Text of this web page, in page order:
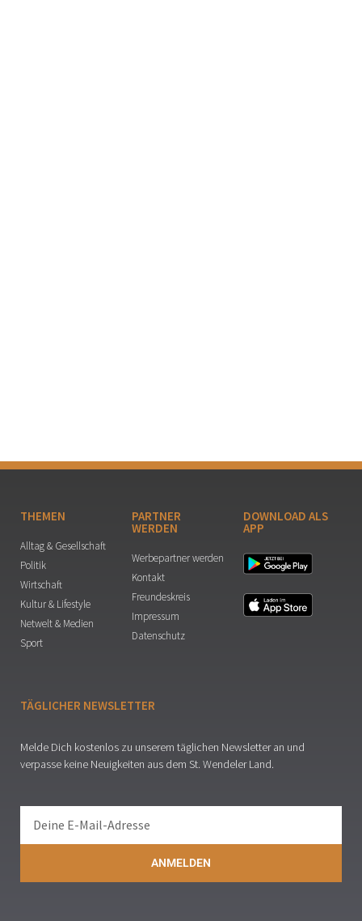
THEMEN
Alltag & Gesellschaft
Politik
Wirtschaft
Kultur & Lifestyle
Netwelt & Medien
Sport
PARTNER
WERDEN
Werbepartner werden
Kontakt
Freundeskreis
Impressum
Datenschutz
DOWNLOAD ALS
APP
TÄGLICHER NEWSLETTER
Melde Dich kostenlos zu unserem täglichen Newsletter an und
verpasse keine Neuigkeiten aus dem St. Wendeler Land.
ANMELDEN